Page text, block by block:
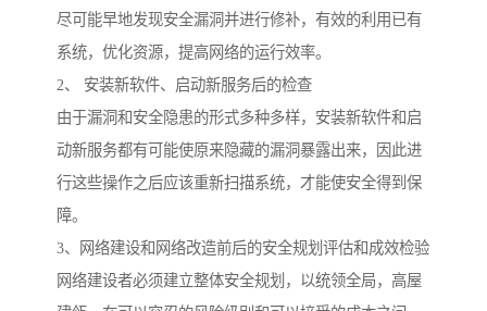
尽可能早地发现安全漏洞并进行修补，有效的利用已有
系统，优化资源，提高网络的运行效率。
2、 安装新软件、启动新服务后的检查
由于漏洞和安全隐患的形式多种多样，安装新软件和启
动新服务都有可能使原来隐藏的漏洞暴露出来，因此进
行这些操作之后应该重新扫描系统，才能使安全得到保
障。
3、网络建设和网络改造前后的安全规划评估和成效检验
网络建设者必须建立整体安全规划，以统领全局，高屋